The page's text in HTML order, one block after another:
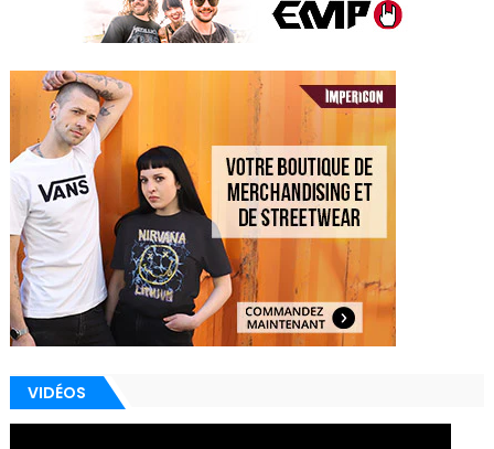
VIDÉOS